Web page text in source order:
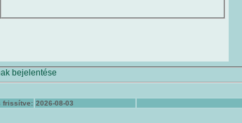
bejelentése
frissítve: 2026-08-03